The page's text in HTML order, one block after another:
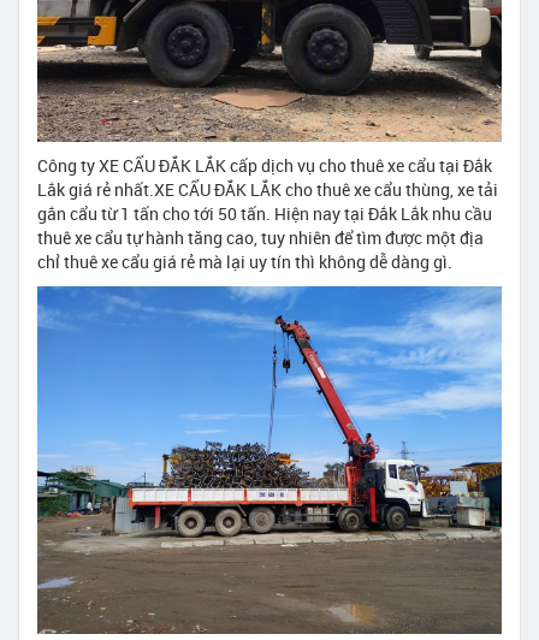
Công ty XE CẨU ĐẮK LẮK cấp dịch vụ cho thuê xe cẩu tại Đắk
Lắk giá rẻ nhất.XE CẨU ĐẮK LẮK cho thuê xe cẩu thùng, xe tải
gắn cẩu từ 1 tấn cho tới 50 tấn. Hiện nay tại Đắk Lắk nhu cầu
thuê xe cẩu tự hành tăng cao, tuy nhiên để tìm được một địa
chỉ thuê xe cẩu giá rẻ mà lại uy tín thì không dễ dàng gì.